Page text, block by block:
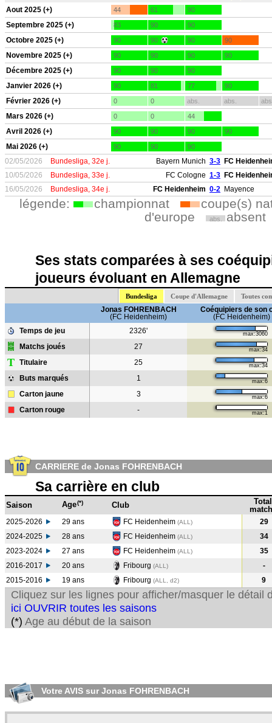
Aout 2025 (+) 44 61 90
Septembre 2025 (+) 83 90 90
Octobre 2025 (+) 90 90 90 90
Novembre 2025 (+) 90 90 90 90
Décembre 2025 (+) 90 90 90
Janvier 2026 (+) 90 81 77 90
Février 2026 (+) 0 0 abs. abs.
Mars 2026 (+) 0 0 44
Avril 2026 (+) 90 90 90 90
Mai 2026 (+) 90 90 90
02/05/2026 Bundesliga, 32e j. Bayern Munich 3-3 FC
10/05/2026
Bundesliga, 33e j. FC Cologne 1-3 FC
16/05/2026
Bundesliga, 34e j. FC Heidenheim 0-2 Mayence
légende: championnat
coupe(s)
d'europe
abs. absent
Ses stats comparées à ses
joueurs évoluant en Allemagne
Bundesliga Coupe d'Allemagne Toutes
Jonas FOHRENBACH
(FC Heidenheim)
Coéquipiers de son
(FC Heidenheim)
Temps de jeu
2326' max:3060
Matchs joués 27 max:34
T Titulaire 25 max:34
Buts marqués 1 max:6
Carton jaune 3 max:6
Carton rouge - max:1
CARRIERE de Jonas FOHRENBACH
Sa carrière en club
Saison Age(*) Club
Total
2025-2026 29 ans FC Heidenheim (ALL)
29
2024-2025
28 ans FC Heidenheim (ALL )
34
2023-2024
27 ans FC Heidenheim (ALL )
35
2016-2017
20 ans Fribourg (ALL )
-
2015-2016
19 ans Fribourg (ALL, d2) 9
Cliquez sur les lignes pour afficher/masquer le détail
ici OUVRIR toutes les saisons
(*) Age au début de la saison
Votre AVIS sur Jonas FOHRENBACH